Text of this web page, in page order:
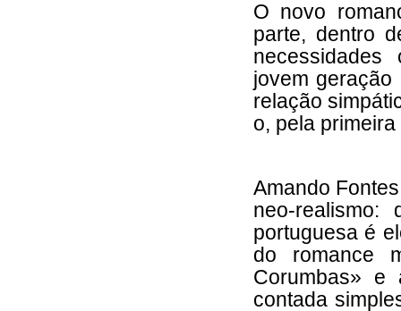
O novo
parte, dentro
necessidades
jovem
relação
o, pela
Amando
neo-
portuguesa é
do romance
Corumbas»
contada